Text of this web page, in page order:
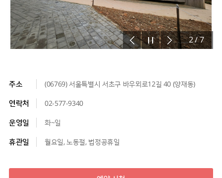
2/7
주소 (06769) 서울특별시 서초구 바우뫼로12길 40 (양재동)
연락처 02-577-9340
운영일 화~일
휴관일 월요일, 노동절, 법정공휴일